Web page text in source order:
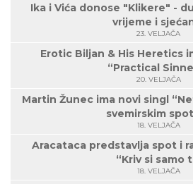
Ika i Vića donose "Klikere" -
vrijeme i
23. VELJAČA
Erotic Biljan & His Heretics
“Practical
20. VELJAČA
Martin Žunec ima novi singl
svemirskim
18. VELJAČA
Aracataca predstavlja spot i
“Kriv si samo
18. VELJAČA